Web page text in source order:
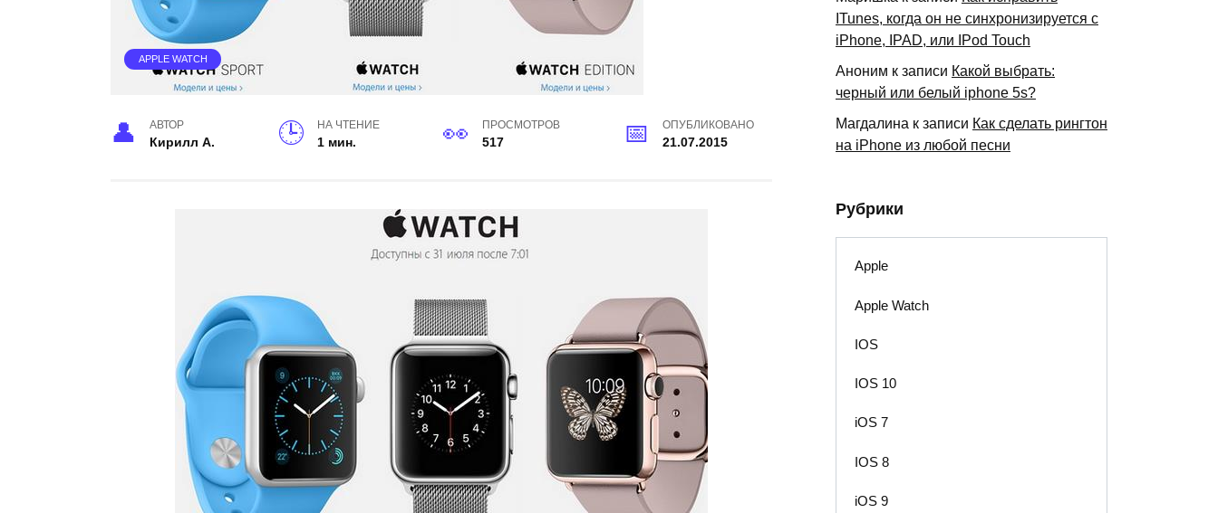
APPLE WATCH
АВТОР
Кирилл А.
НА ЧТЕНИЕ
1 мин.
ПРОСМОТРОВ
517
ОПУБЛИКОВАНО
21.07.2015
ITunes, когда он не синхронизируется с
iPhone, IPAD, или IPod Touch
Аноним к записи Какой выбрать:
черный или белый iphone 5s?
Магдалина к записи Как сделать рингтон
на iPhone из любой песни
Рубрики
Apple
Apple Watch
IOS
IOS 10
iOS 7
IOS 8
iOS 9